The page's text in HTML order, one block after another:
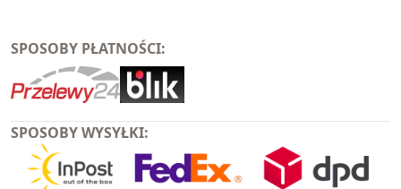
SPOSOBY PŁATNOŚCI:
SPOSOBY WYSYŁKI: